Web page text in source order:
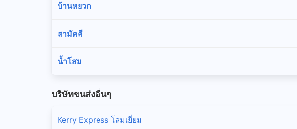
บ้านหยวก
สามัคคี
น้ำโสม
บริษัทขนส่งอื่นๆ
Kerry Express โสมเยี่ยม